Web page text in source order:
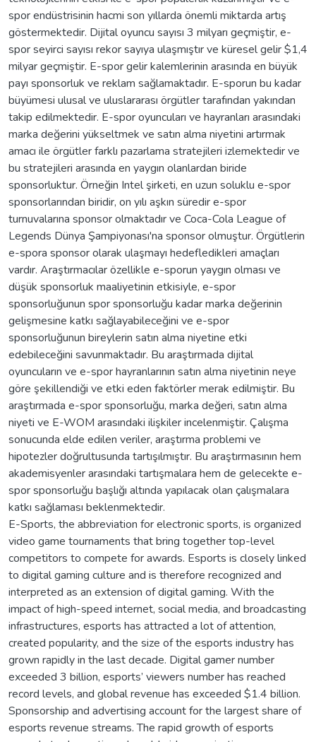
spor endüstrisinin hacmi son yıllarda önemli miktarda artış
göstermektedir. Dijital oyuncu sayısı 3 milyarı geçmiştir, e-
spor seyirci sayısı rekor sayıya ulaşmıştır ve küresel gelir $1,4
milyar geçmiştir. E-spor gelir kalemlerinin arasında en büyük
payı sponsorluk ve reklam sağlamaktadır. E-sporun bu kadar
büyümesi ulusal ve uluslararası örgütler tarafından yakından
takip edilmektedir. E-spor oyuncuları ve hayranları arasındaki
marka değerini yükseltmek ve satın alma niyetini artırmak
amacı ile örgütler farklı pazarlama stratejileri izlemektedir ve
bu stratejileri arasında en yaygın olanlardan biride
sponsorluktur. Örneğin Intel şirketi, en uzun soluklu e-spor
sponsorlarından biridir, on yılı aşkın süredir e-spor
turnuvalarına sponsor olmaktadır ve Coca-Cola League of
Legends Dünya Şampiyonası'na sponsor olmuştur. Örgütlerin
e-spora sponsor olarak ulaşmayı hedefledikleri amaçları
vardır. Araştırmacılar özellikle e-sporun yaygın olması ve
düşük sponsorluk maaliyetinin etkisiyle, e-spor
sponsorluğunun spor sponsorluğu kadar marka değerinin
gelişmesine katkı sağlayabileceğini ve e-spor
sponsorluğunun bireylerin satın alma niyetine etki
edebileceğini savunmaktadır. Bu araştırmada dijital
oyuncuların ve e-spor hayranlarının satın alma niyetinin neye
göre şekillendiği ve etki eden faktörler merak edilmiştir. Bu
araştırmada e-spor sponsorluğu, marka değeri, satın alma
niyeti ve E-WOM arasındaki ilişkiler incelenmiştir. Çalışma
sonucunda elde edilen veriler, araştırma problemi ve
hipotezler doğrultusunda tartışılmıştır. Bu araştırmasının hem
akademisyenler arasındaki tartışmalara hem de gelecekte e-
spor sponsorluğu başlığı altında yapılacak olan çalışmalara
katkı sağlaması beklenmektedir.
E-Sports, the abbreviation for electronic sports, is organized
video game tournaments that bring together top-level
competitors to compete for awards. Esports is closely linked
to digital gaming culture and is therefore recognized and
interpreted as an extension of digital gaming. With the
impact of high-speed internet, social media, and broadcasting
infrastructures, esports has attracted a lot of attention,
created popularity, and the size of the esports industry has
grown rapidly in the last decade. Digital gamer number
exceeded 3 billion, esports’ viewers number has reached
record levels, and global revenue has exceeded $1.4 billion.
Sponsorship and advertising account for the largest share of
esports revenue streams. The rapid growth of esports